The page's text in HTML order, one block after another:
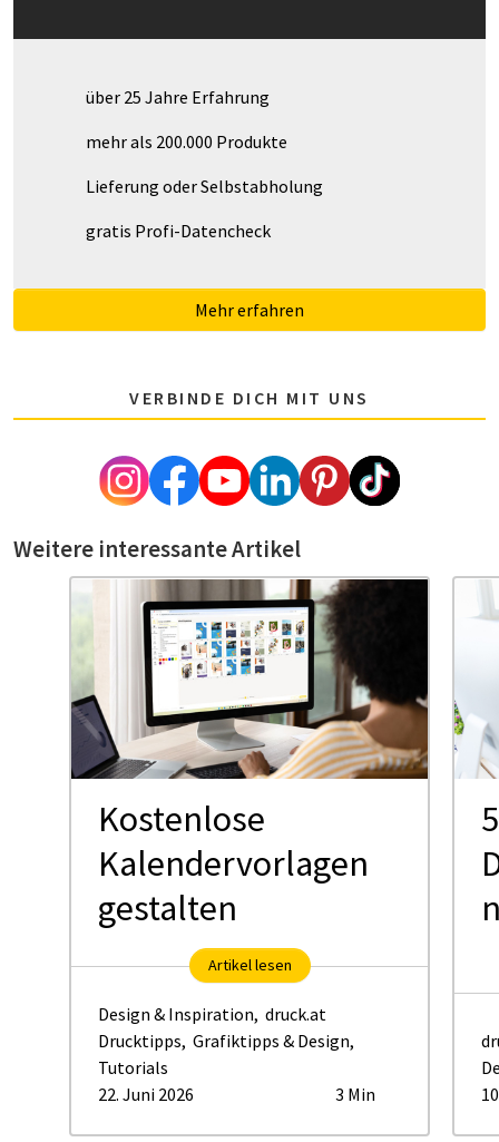
über 25 Jahre Erfahrung
mehr als 200.000 Produkte
Lieferung oder Selbstabholung
gratis Profi-Datencheck
Mehr erfahren
VERBINDE DICH MIT UNS
Weitere interessante Artikel
Kostenlose
Kalendervorlagen
gestalten
Artikel lesen
Design & Inspiration, druck.at
Drucktipps, Grafiktipps & Design,
Tutorials
22. Juni 2026
3 Min